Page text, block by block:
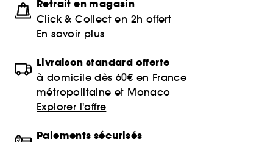
Retrait en magasin
Click & Collect en 2h offert
En savoir plus
Livraison standard offerte
à domicile dès 60€ en France
métropolitaine et Monaco
Explorer l'offre
Paiements sécurisés